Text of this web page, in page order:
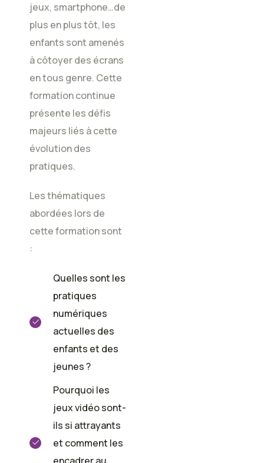
jeux, smartphone…de
plus en plus tôt, les
enfants sont amenés
à côtoyer des écrans
en tous genre. Cette
formation continue
présente les défis
majeurs liés à cette
évolution des
pratiques.
Les thématiques
abordées lors de
cette formation sont
:
Quelles sont les
pratiques
numériques
actuelles des
enfants et des
jeunes ?
Pourquoi les
jeux vidéo sont-
ils si attrayants
et comment les